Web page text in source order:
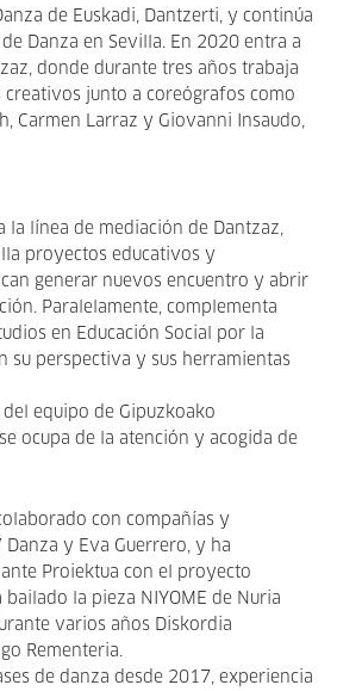
de Euskadi, Dantzerti, y continúa
Danza en Sevilla. En 2020 entra a
donde durante tres años trabaja
junto a coreógrafos como
Carmen Larraz y Giovanni Insaudo,
la línea de mediación de Dantzaz,
proyectos educativos y
generar nuevos encuentro y abrir
Paralelamente, complementa
en Educación Social por la
su perspectiva y sus herramientas
equipo de Gipuzkoako
ocupa de la atención y acogida de
con compañías y
y Eva Guerrero, y ha
Proiektua con el proyecto
bailado la pieza NIYOME de Nuria
varios años Diskordia
Rementeria.
de danza desde 2017, experiencia